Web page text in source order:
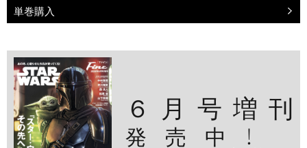
単巻購入
６月号増刊
発売中！